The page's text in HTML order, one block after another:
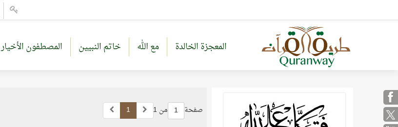
المعجزة الخالدة مع الله خاتم النبيين المصطفون الأخيار
صفحة 1 من 1 1